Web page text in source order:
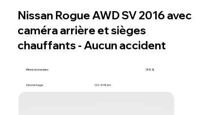
Bihebdomadaire 188 $
Kilométrage 122 408 km
Nissan Rogue AWD SV 2016 avec
caméra arrière et sièges
chauffants - Aucun accident